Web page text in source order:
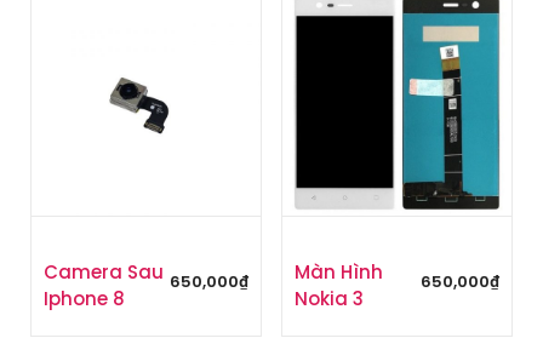
Camera Sau
Iphone 8
650,000₫
Màn Hình
Nokia 3
650,000₫